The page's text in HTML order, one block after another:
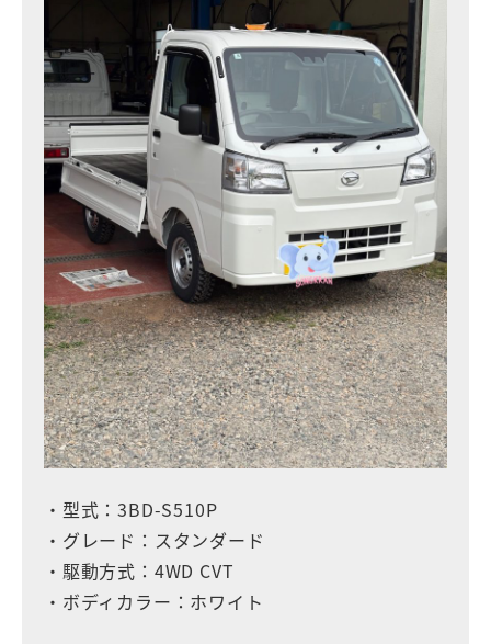
・型式：3BD-S510P
・グレード：スタンダード
・駆動方式：4WD CVT
・ボディカラー：ホワイト